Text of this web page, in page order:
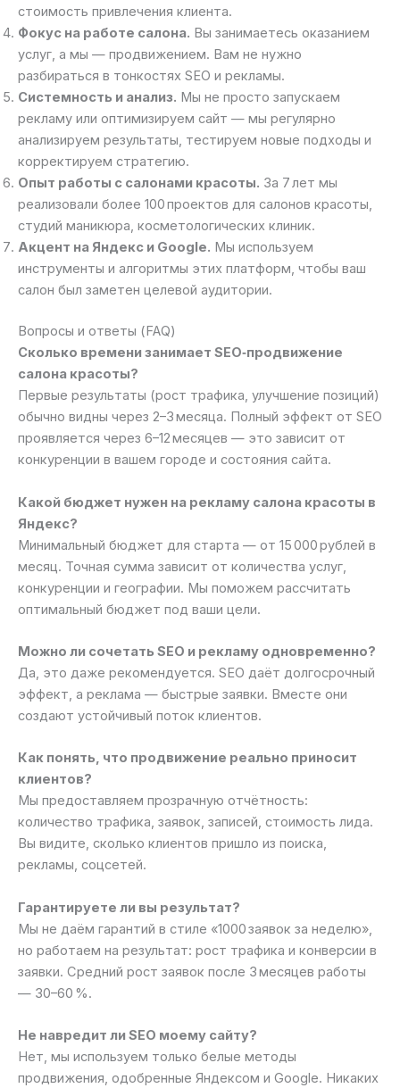
стоимость привлечения клиента.
Фокус на работе салона. Вы занимаетесь оказанием
услуг, а мы — продвижением. Вам не нужно
разбираться в тонкостях SEO и рекламы.
Системность и анализ. Мы не просто запускаем
рекламу или оптимизируем сайт — мы регулярно
анализируем результаты, тестируем новые подходы и
корректируем стратегию.
Опыт работы с салонами красоты. За 7 лет мы
реализовали более 100 проектов для салонов красоты,
студий маникюра, косметологических клиник.
Акцент на Яндекс и Google. Мы используем
инструменты и алгоритмы этих платформ, чтобы ваш
салон был заметен целевой аудитории.
Вопросы и ответы (FAQ)
Сколько времени занимает SEO‑продвижение
салона красоты?
Первые результаты (рост трафика, улучшение позиций)
обычно видны через 2–3 месяца. Полный эффект от SEO
проявляется через 6–12 месяцев — это зависит от
конкуренции в вашем городе и состояния сайта.
Какой бюджет нужен на рекламу салона красоты в
Яндекс?
Минимальный бюджет для старта — от 15 000 рублей в
месяц. Точная сумма зависит от количества услуг,
конкуренции и географии. Мы поможем рассчитать
оптимальный бюджет под ваши цели.
Можно ли сочетать SEO и рекламу одновременно?
Да, это даже рекомендуется. SEO даёт долгосрочный
эффект, а реклама — быстрые заявки. Вместе они
создают устойчивый поток клиентов.
Как понять, что продвижение реально приносит
клиентов?
Мы предоставляем прозрачную отчётность:
количество трафика, заявок, записей, стоимость лида.
Вы видите, сколько клиентов пришло из поиска,
рекламы, соцсетей.
Гарантируете ли вы результат?
Мы не даём гарантий в стиле «1000 заявок за неделю»,
но работаем на результат: рост трафика и конверсии в
заявки. Средний рост заявок после 3 месяцев работы
— 30–60 %.
Не навредит ли SEO моему сайту?
Нет, мы используем только белые методы
продвижения, одобренные Яндексом и Google. Никаких